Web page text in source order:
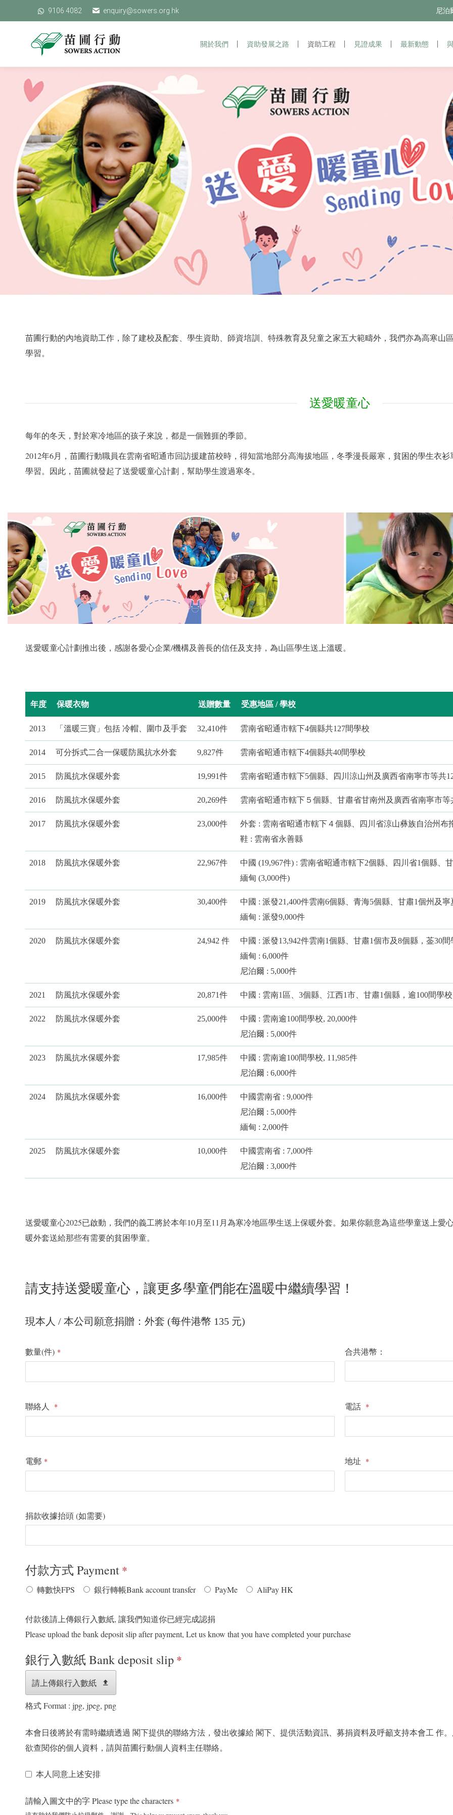
9106 4082 enquiry@sowers.org.hk 尼泊
關於我們 資助發展之路 資助工程 見證成果 最新動態
苗圃行動的內地資助工作，除了建校及配套、學生資助、師資培訓、特殊教育及兒童之家五大範疇外，我們亦為高寒山
學習。
送愛暖童心
每年的冬天，對於寒冷地區的孩子來說，都是一個難捱的季節。
2012年6月，苗圃行動職員在雲南省昭通市回訪援建苗校時，得知當地部分高海拔地區，冬季漫長嚴寒，貧困的學生衣
學習。因此，苗圃就發起了送愛暖童心計劃，幫助學生渡過寒冬。
送愛暖童心計劃推出後，感謝各愛心企業/機構及善長的信任及支持，為山區學生送上溫暖。
年度 保暖衣物 送贈數量 受惠地區 / 學校
2013 「溫暖三寶」包括 冷帽、圍巾及手套 32,410件 雲南省昭通市轄下4個縣共127間學校
2014 可分拆式二合一保暖防風抗水外套 9,827件 雲南省昭通市轄下4個縣共40間學校
2015 防風抗水保暖外套 19,991件 雲南省昭通市轄下5個縣、四川涼山州及廣西省南寧市等共
2016 防風抗水保暖外套 20,269件 雲南省昭通市轄下５個縣、甘肅省甘南州及廣西省南寧市
2017 防風抗水保暖外套 23,000件
外套 : 雲南省昭通市轄下４個縣、四川省涼山彝族自治州
鞋 : 雲南省永善縣
2018 防風抗水保暖外套 22,967件
中國 (19,967件) : 雲南省昭通市轄下2個縣、四川省1個縣、
緬甸 (3,000件)
2019 防風抗水保暖外套 30,400件
中國 : 派發21,400件雲南6個縣、青海5個縣、甘肅1個州及
緬甸 : 派發9,000件
2020 防風抗水保暖外套 24,942 件
中國 : 派發13,942件雲南1個縣、甘肅1個市及8個縣，菳30間
緬甸 : 6,000件
尼泊爾 : 5,000件
2021 防風抗水保暖外套 20,871件 中國 : 雲南1區、3個縣、江西1市、甘肅1個縣，逾100間學校
2022 防風抗水保暖外套 25,000件
中國 : 雲南逾100間學校, 20,000件
尼泊爾 : 5,000件
2023 防風抗水保暖外套 17,985件
中國 : 雲南逾100間學校, 11,985件
尼泊爾 : 6,000件
2024 防風抗水保暖外套 16,000件
中國雲南省 : 9,000件
尼泊爾 : 5,000件
緬甸 : 2,000件
2025 防風抗水保暖外套 10,000件
中國雲南省 : 7,000件
尼泊爾 : 3,000件
送愛暖童心2025已啟動，我們的義工將於本年10月至11月為寒冷地區學生送上保暖外套。如果你願意為這些學童送上愛
暖外套送給那些有需要的貧困學童。
請支持送愛暖童心，讓更多學童們能在溫暖中繼續學習！
現本人 / 本公司願意捐贈：外套 (每件港幣 135 元)
數量(件) * 合共港幣：
聯絡人 * 電話 *
電郵 * 地址 *
捐款收據抬頭 (如需要)
付款方式 Payment *
轉數快FPS 銀行轉帳Bank account transfer PayMe AliPay HK
付款後請上傳銀行入數紙, 讓我們知道你已經完成認捐
Please upload the bank deposit slip after payment, Let us know that you have completed your purchase
銀行入數紙 Bank deposit slip *
請上傳銀行入數紙
格式 Format : jpg, jpeg, png
本會日後將於有需時繼續透過 閣下提供的聯絡方法，發出收據給 閣下、提供活動資訊、募捐資料及呼籲支持本會工 作
欲查閱你的個人資料，請與苗圃行動個人資料主任聯絡。
本人同意上述安排
請輸入圖文中的字 Please type the characters *
9106 4082 enquiry@sowers.org.hk
關於我們 資助發展之路 資助工程 見證成果 最新動態